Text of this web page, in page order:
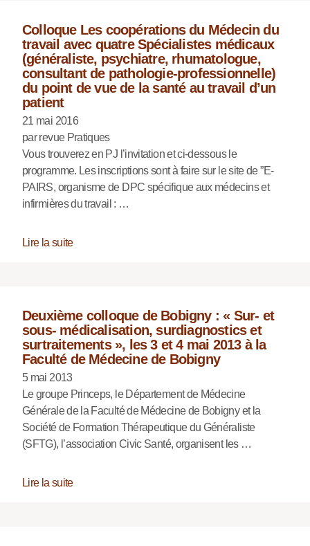
Colloque Les coopérations du Médecin du
travail avec quatre Spécialistes médicaux
(généraliste, psychiatre, rhumatologue,
consultant de pathologie-professionnelle)
du point de vue de la santé au travail d’un
patient
21 mai 2016
par revue Pratiques
Vous trouverez en PJ l’invitation et ci-dessous le
programme. Les inscriptions sont à faire sur le site de ”E-
PAIRS, organisme de DPC spécifique aux médecins et
infirmières du travail : …
Lire la suite
Deuxième colloque de Bobigny : « Sur- et
sous- médicalisation, surdiagnostics et
surtraitements », les 3 et 4 mai 2013 à la
Faculté de Médecine de Bobigny
5 mai 2013
Le groupe Princeps, le Département de Médecine
Générale de la Faculté de Médecine de Bobigny et la
Société de Formation Thérapeutique du Généraliste
(SFTG), l’association Civic Santé, organisent les …
Lire la suite